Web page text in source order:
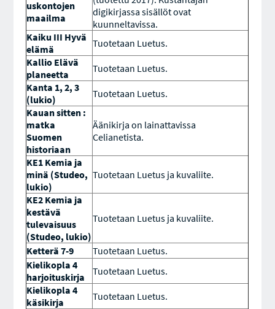
uskontojen
maailma
digikirjassa sisällöt ovat
kuunneltavissa.
Kaiku III Hyvä
elämä
Tuotetaan Luetus.
Kallio Elävä
planeetta
Tuotetaan Luetus.
Kanta 1, 2, 3
(lukio)
Tuotetaan Luetus.
Kauan sitten :
matka
Suomen
historiaan
Äänikirja on lainattavissa
Celianetista.
KE1 Kemia ja
minä (Studeo,
lukio)
Tuotetaan Luetus ja kuvaliite.
KE2 Kemia ja
kestävä
tulevaisuus
(Studeo, lukio)
Tuotetaan Luetus ja kuvaliite.
Ketterä 7-9
Tuotetaan Luetus.
Kielikopla 4
harjoituskirja
Tuotetaan Luetus.
Kielikopla 4
käsikirja
Tuotetaan Luetus.